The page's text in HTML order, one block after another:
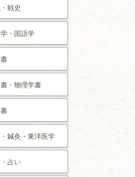
戦史
・ 国語学
・ 物理学書
鍼灸・ 東洋医学
占い